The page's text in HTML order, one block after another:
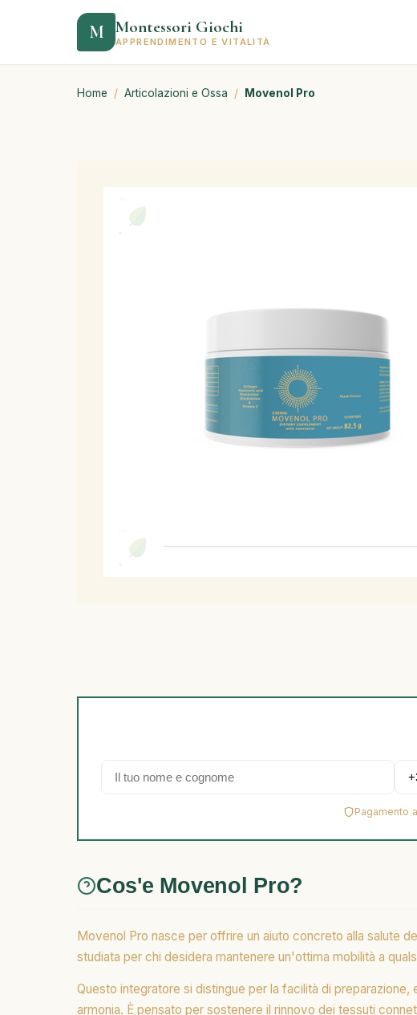
M Montessori Giochi
APPRENDIMENTO E VITALITÀ
Home / Articolazioni e Ossa / Movenol Pro
Pagamento
Cos'e Movenol Pro?
Movenol Pro nasce per offrire un aiuto concreto alla salute
studiata per chi desidera mantenere un'ottima mobilità a
Questo integratore si distingue per la facilità di
armonia. È pensato per sostenere il rinnovo dei tessuti